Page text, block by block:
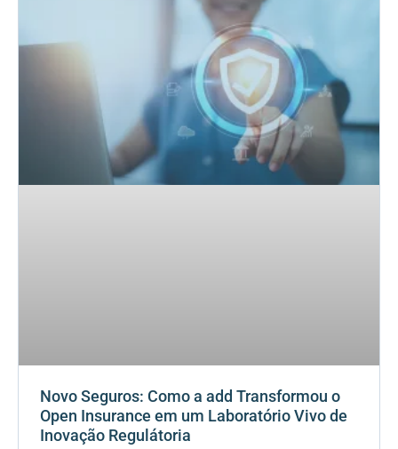
Novo Seguros: Como a add Transformou o
Open Insurance em um Laboratório Vivo de
Inovação Regulátoria